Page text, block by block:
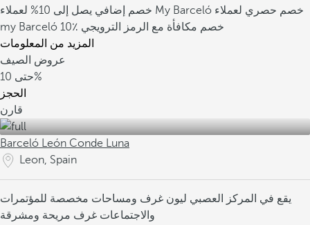
خصم إضافي يصل إلى 10% لعملاء My Barceló خصم حصري لعملاء
my Barceló
10٪ خصم مكافأة مع الرمز الترويجي
المزيد من المعلومات
عروض الصيف
حتى10%
الحجز
قارن
Barceló León Conde Luna
Leon, Spain
يقع في المركز العصبي ليون غرف ومساحات مخصصة للمؤتمرات
والاجتماعات غرف مريحة ومشرقة